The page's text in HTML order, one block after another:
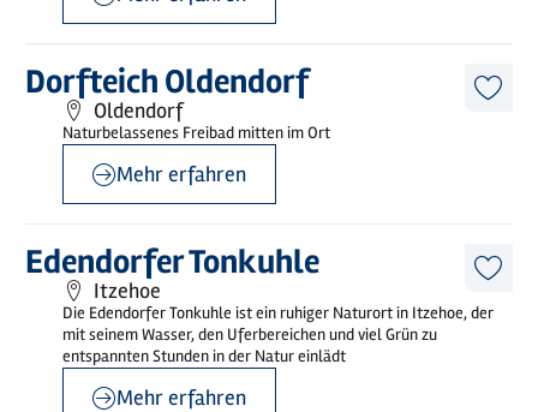
Dorfteich Oldendorf
Oldendorf
Naturbelassenes Freibad mitten im Ort
Mehr
erfahren
Mehr erfahren
Edendorfer Tonkuhle
Itzehoe
Die Edendorfer Tonkuhle ist ein ruhiger Naturort in Itzehoe, der
mit seinem Wasser, den Uferbereichen und viel Grün zu
entspannten Stunden in der Natur einlädt
Mehr
erfahren
Mehr erfahren